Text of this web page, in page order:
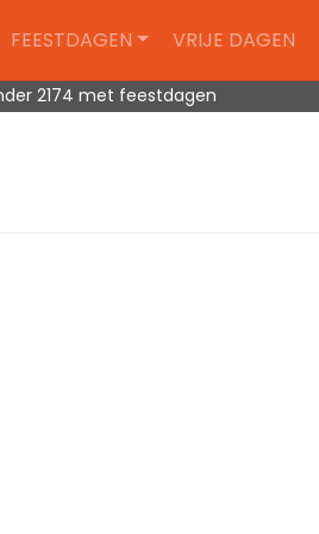
FEESTDAGEN VRIJE DAGEN
2174 met feestdagen